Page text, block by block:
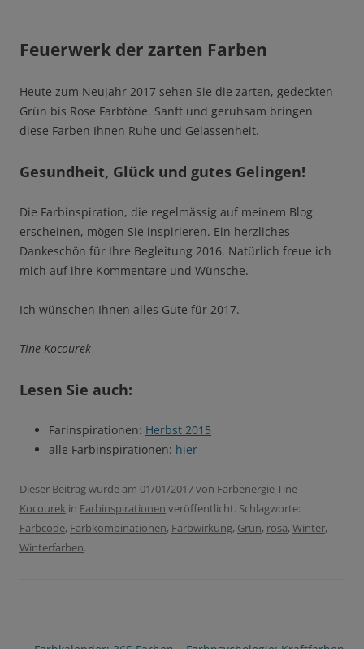
Feuerwerk der zarten Farben
Heute zum Neujahr 2017 sehen Sie die zarten, gedeckten
Grün bis Rose Farbtöne. Sanft und geruhsam bringen
diese Farben Ihnen Ruhe und Gelassenheit.
Gesundheit, Glück und gutes Gelingen!
Die Farbinspiration, die regelmässig auf meinem Blog
erscheinen, mögen Sie inspirieren. Ein herzliches
Dankeschön für Ihre Begleitung 2016. Natürlich freue ich
mich auf ihre Kommentare und Wünsche.
Ich wünschen Ihnen alles Gute für 2017.
Tine Kocourek
Lesen Sie auch:
Farinspirationen: Herbst 2015
alle Farbinspirationen: hier
Dieser Beitrag wurde am 01/01/2017von Farbenergie Tine
Kocourek in Farbinspirationen veröffentlicht. Schlagworte:
Farbcode, Farbkombinationen, Farbwirkung, Grün, rosa, Winter,
Winterfarben.